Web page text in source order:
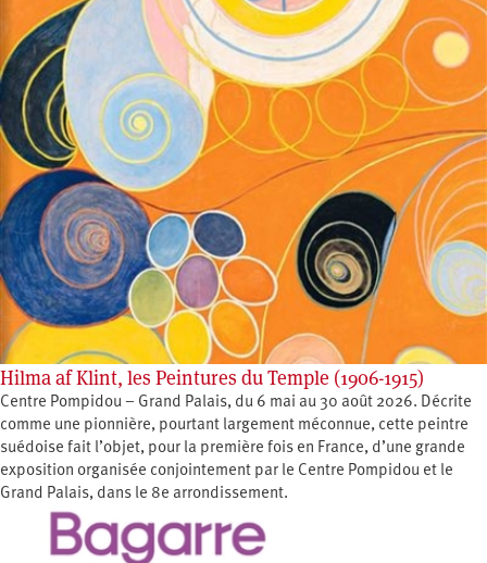
Hilma af Klint, les Peintures du Temple (1906-1915)
Centre Pompidou – Grand Palais, du 6 mai au 30 août 2026. Décrite
comme une pionnière, pourtant largement méconnue, cette peintre
suédoise fait l’objet, pour la première fois en France, d’une grande
exposition organisée conjointement par le Centre Pompidou et le
Grand Palais, dans le 8e arrondissement.